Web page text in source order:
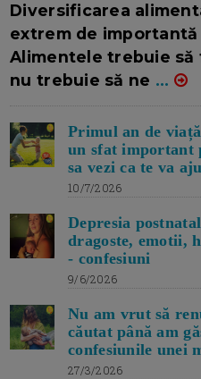
Diversificarea
extrem de
Alimentele trebuie
nu trebuie să ne ...
Primul an de
un sfat important
sa vezi ca te va
10/7/2026
Depresia
dragoste, emotii,
- confesiuni
9/6/2026
Nu am vrut să
căutat până am
confesiunile unei
27/3/2026